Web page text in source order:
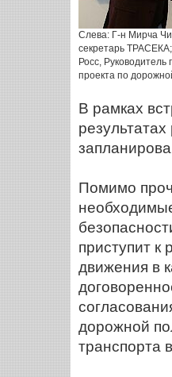
Слева: Г-н Мирча
секретарь
Росс, Руководитель
проекта по
В рамках
Помимо
приступит к
движения в
дорожной
транспорта